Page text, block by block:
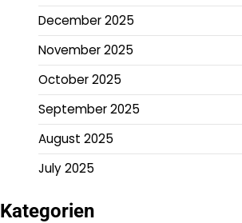
December 2025
November 2025
October 2025
September 2025
August 2025
July 2025
Kategorien